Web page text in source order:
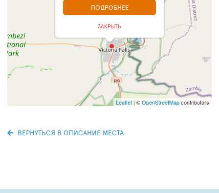
ПОДРОБНЕЕ
ЗАКРЫТЬ
Leaflet | ©OpenStreetMapcontributors
ВЕРНУТЬСЯ В ОПИСАНИЕ МЕСТА